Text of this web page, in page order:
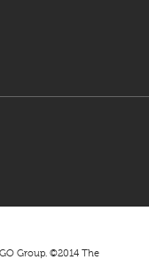
Group. ©2014 The